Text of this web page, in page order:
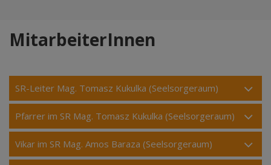
MitarbeiterInnen
SR-Leiter Mag. Tomasz Kukulka (Seelsorgeraum)
Pfarrer im SR Mag. Tomasz Kukulka (Seelsorgeraum)
Vikar im SR Mag. Amos Baraza (Seelsorgeraum)